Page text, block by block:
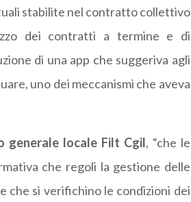
stabilite nel contratto collettivo
dei contratti a termine e di
di una app che suggeriva agli
uno dei meccanismi che aveva
generale locale Filt Cgil, “che le
che regoli la gestione delle
che si verifichino le condizioni dei